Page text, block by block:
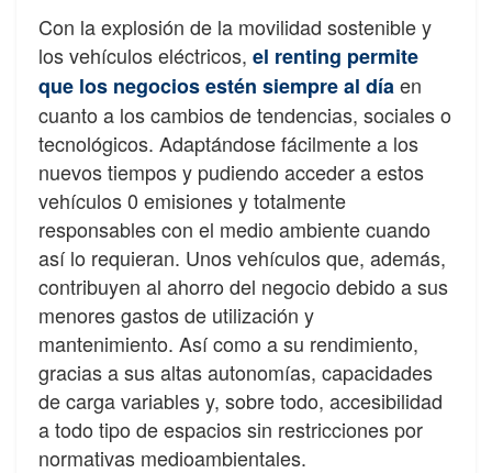
Con laexplosión de la movilidad sostenible y
los vehículos eléctricos, el renting permite
que los negocios estén siempre al díaen
cuanto a los cambios de tendencias, socialeso
tecnológicos. Adaptándose fácilmente a los
nuevos tiempos y pudiendo accederaestos
vehículos0 emisionesytotalmente
responsablescon el medio ambiente cuando
así lo requieran. Unos vehículos que, además,
contribuyen al ahorro del negocio debido a sus
menores gastos de utilización y
mantenimiento. Así como a su rendimiento,
gracias a sus altas autonomías, capacidades
de carga variables y, sobretodo, accesibilidad
atodo tipo deespaciossin restricciones por
normativas medioambientales.